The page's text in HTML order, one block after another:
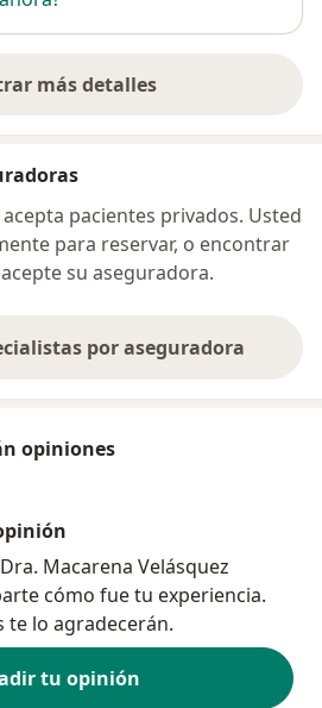
más detalles
sobre la dirección
pacientes privados. Usted
para reservar, o encontrar
su aseguradora.
por aseguradora
opiniones
Macarena Velásquez
cómo fue tu experiencia.
te lo agradecerán.
tu opinión